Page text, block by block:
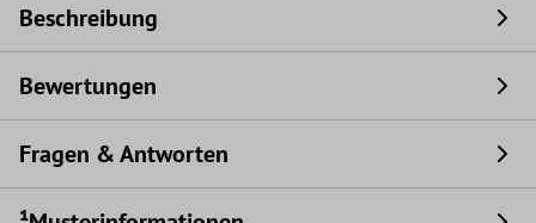
Beschreibung
Bewertungen
Fragen & Antworten